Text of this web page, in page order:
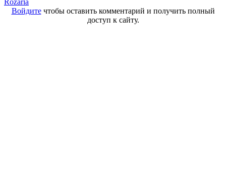
Войдитечтобы оставить комментарий и получить полный
доступ к сайту.